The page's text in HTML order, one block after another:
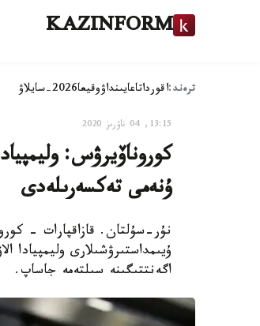
KAZINFORM
ترەند:اقورداتاعايىنداۋوقيعا2026-سايلاۋ
13:15, 04 ناۋرىز 2020
كوروناۆيرۋس:
ۇنەمى تەكسەرىلەدى
نۇر-سۇلتان. قازاقپارات -
اگەنتتىگىنە سىلتەمە جاساپ.